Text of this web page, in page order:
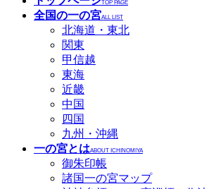
TOP PAGE
全国の一の宮ALL LIST
北海道・東北
関東
甲信越
東海
近畿
中国
四国
九州・沖縄
一の宮とはABOUT ICHINOMIYA
御朱印帳
諸国一の宮マップ